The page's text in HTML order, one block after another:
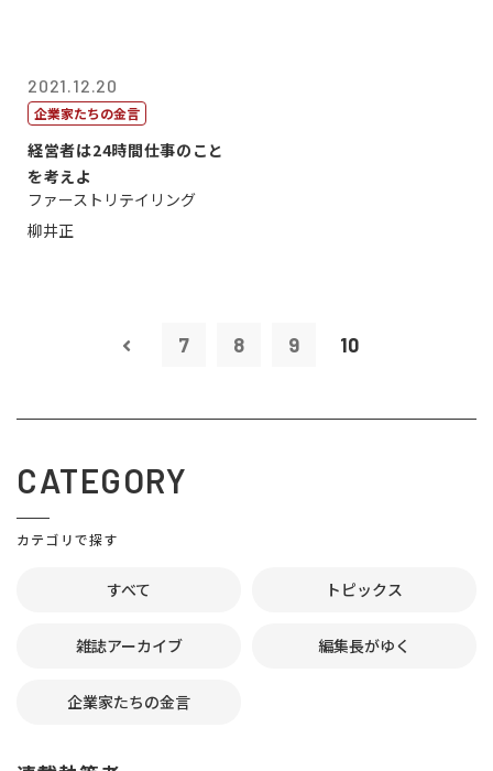
2021.12.20
企業家たちの金言
経営者は24時間仕事のこと
を考えよ
ファーストリテイリング
柳井正
7 8 9 10
CATEGORY
カテゴリで探す
すべて トピックス
雑誌アーカイブ 編集長がゆく
企業家たちの金言